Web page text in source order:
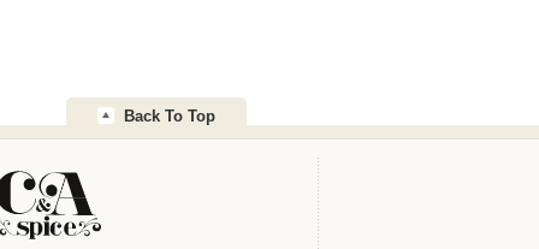
Back To Top